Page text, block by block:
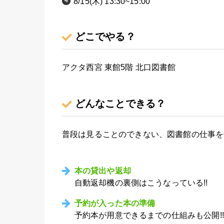
どこでやる？
アクタ西宮 東館5階 北口図書館
どんなことできる？
普段は見ることのできない、図書館の仕事
本の貸出や返却
自動返却機の裏側はこうなっている!!
予約が入った本の準備
予約本が用意できるまでの仕組みも公開!!